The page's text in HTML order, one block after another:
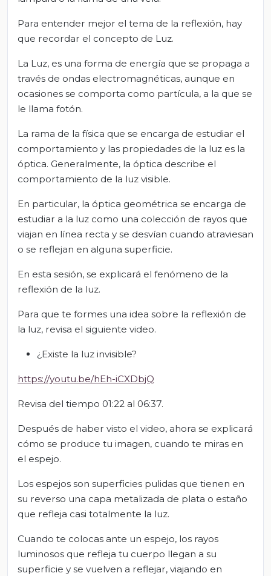
Para entender mejor el tema de la reflexión, hay
que recordar el concepto de Luz.
La Luz, es una forma de energía que se propaga a
través de ondas electromagnéticas, aunque en
ocasiones se comporta como partícula, a la que se
le llama fotón.
La rama de la física que se encarga de estudiar el
comportamiento y las propiedades de la luz es la
óptica. Generalmente, la óptica describe el
comportamiento de la luz visible.
En particular, la óptica geométrica se encarga de
estudiar a la luz como una colección de rayos que
viajan en línea recta y se desvían cuando atraviesan
o se reflejan en alguna superficie.
En esta sesión, se explicará el fenómeno de la
reflexión de la luz.
Para que te formes una idea sobre la reflexión de
la luz, revisa el siguiente video.
¿Existe la luz invisible?
https://youtu.be/hEh-iCXDbjQ
Revisa del tiempo 01:22 al 06:37.
Después de haber visto el video, ahora se explicará
cómo se produce tu imagen, cuando te miras en
el espejo.
Los espejos son superficies pulidas que tienen en
su reverso una capa metalizada de plata o estaño
que refleja casi totalmente la luz.
Cuando te colocas ante un espejo, los rayos
luminosos que refleja tu cuerpo llegan a su
superficie y se vuelven a reflejar, viajando en